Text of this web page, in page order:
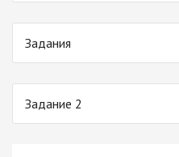
Задания
Задание 2